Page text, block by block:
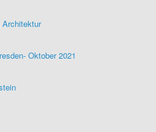
Architektur
Oktober 2021